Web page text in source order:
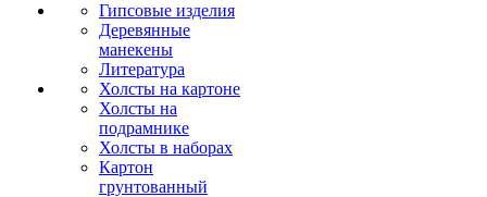
Гипсовые изделия
Деревянные
манекены
Литература
Холсты на картоне
Холсты на
подрамнике
Холсты в наборах
Картон
грунтованный